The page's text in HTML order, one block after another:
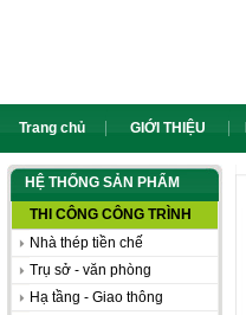
Trang chủ GIỚI THIỆU
HỆ THỐNG SẢN PHẨM
THI CÔNG CÔNG TRÌNH
Nhà thép tiền chế
Trụ sở - văn phòng
Hạ tầng - Giao thông